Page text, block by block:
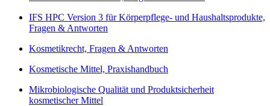
IFS HPC Version 3 für Körperpflege- und Haushaltsprodukte,
Fragen & Antworten
Kosmetikrecht, Fragen & Antworten
Kosmetische Mittel, Praxishandbuch
Mikrobiologische Qualität und Produktsicherheit
kosmetischer Mittel